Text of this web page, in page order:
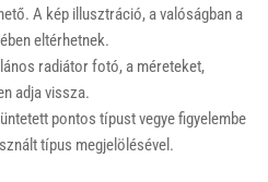
A kép illusztráció, a valóságban a
eltérhetnek.
radiátor fotó, a méreteket,
adja vissza.
pontos típust vegye figyelembe
típus megjelölésével.